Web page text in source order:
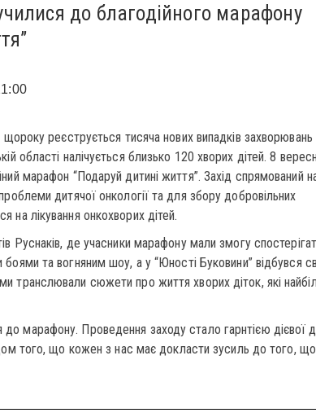
до благодійного марафону
щороку реєструється тисяча нових випадків
області налічується близько 120 хворих дітей. 8
марафон “Подаруй дитині життя”. Захід спрямований
дитячої онкології та для збору добровільних
на лікування онкохворих дітей.
Руснаків, де учасники марафону мали змогу
та вогняним шоу, а у “Юності Буковини” відбувся
транслювали сюжети про життя хворих діток, які
марафону. Проведення заходу стало гарнтією дієвої
того, що кожен з нас має докласти зусиль до того,